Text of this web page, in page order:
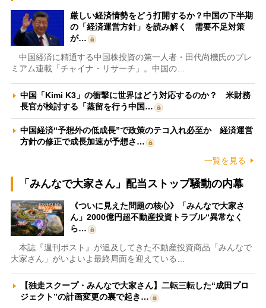
厳しい経済情勢をどう打開するか？中国の下半期
の「経済運営方針」を読み解く 需要不足対策
が…
中国経済に精通する中国株投資の第一人者・田代尚機氏のプレ
ミアム連載「チャイナ・リサーチ」。中国の…
中国「Kimi K3」の衝撃に世界はどう対応するのか？ 米財務
長官が検討する「蒸留を行う中国…
中国経済“予想外の低成長”で政策のテコ入れ必至か 経済運営
方針の修正で成長加速が予想さ…
一覧を見る
「みんなで大家さん」配当ストップ騒動の内幕
《ついに見えた問題の核心》「みんなで大家さ
ん」2000億円超不動産投資トラブル“異常なく
ら…
本誌『週刊ポスト』が追及してきた不動産投資商品「みんなで
大家さん」がいよいよ最終局面を迎えている…
【独走スクープ・みんなで大家さん】二転三転した“成田プロ
ジェクト”の計画変更の裏で起き…